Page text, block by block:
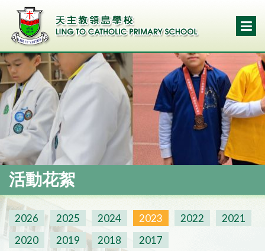
活動花絮
2026 2025 2024 2023 2022
2021
2020
2019 2018 2017